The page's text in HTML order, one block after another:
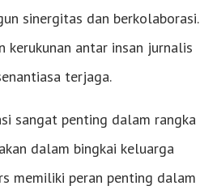
sinergitas dan berkolaborasi.
kerukunan antar insan jurnalis
terjaga.
sangat penting dalam rangka
dalam bingkai keluarga
memiliki peran penting dalam